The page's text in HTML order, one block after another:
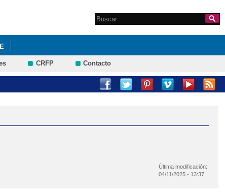
Formulario de
Search this site
CRFP Contacto
Última modificación:
04/11/2025 - 13:37